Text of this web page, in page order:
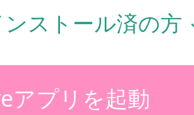
ストール済の
アプリを起動